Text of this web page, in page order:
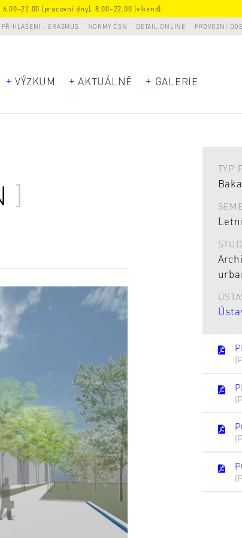
(pracovní dny), 8.00–22.00 (víkend).
PŘIHLÁŠENÍ - ERASMUS NORMY ČSN DETAIL ONLINE PROVOZNÍ
VÝZKUM AKTUÁLNĚ GALERIE
TYP